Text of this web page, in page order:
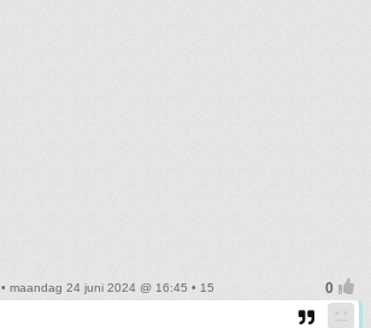
• maandag 24 juni 2024 @ 16:45 • 15